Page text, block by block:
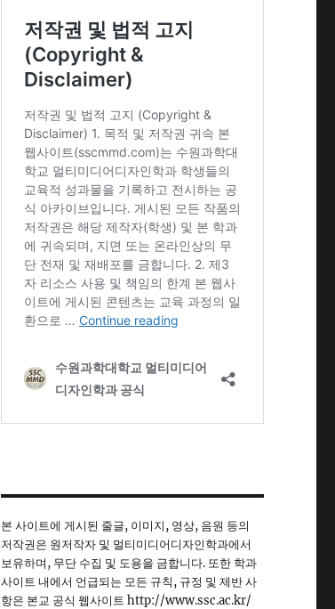
본 사이트에 게시된 줄글, 이미지, 영상, 음원 등의
저작권은 원저작자 및 멀티미디어디자인학과에서
보유하며, 무단 수집 및 도용을 금합니다. 또한 학과
사이트 내에서 언급되는 모든 규칙, 규정 및 제반 사
항은 본교 공식 웹사이트 http://www.ssc.ac.kr/